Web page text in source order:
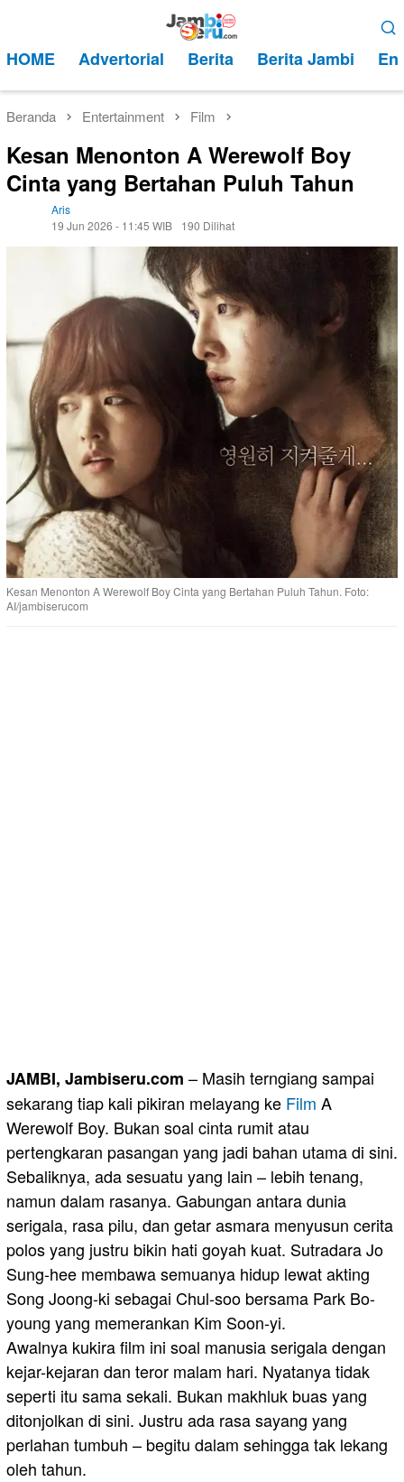
kontenMobile
HOME Advertorial Berita Berita Jambi
Beranda Entertainment Film
Kesan Menonton A Werewolf Boy
Cinta yang Bertahan Puluh Tahun
Aris
19 Jun 2026 - 11:45 WIB
190 Dilihat
Kesan Menonton A Werewolf Boy Cinta yang Bertahan Puluh Tahun. Foto:
AI/jambiserucom
JAMBI, Jambiseru.com – Masih terngiang sampai
sekarang tiap kali pikiran melayang ke Film A
Werewolf Boy. Bukan soal cinta rumit atau
pertengkaran pasangan yang jadi bahan utama di sini.
Sebaliknya, ada sesuatu yang lain – lebih tenang,
namun dalam rasanya. Gabungan antara dunia
serigala, rasa pilu, dan getar asmara menyusun cerita
polos yang justru bikin hati goyah kuat. Sutradara Jo
Sung-hee membawa semuanya hidup lewat akting
Song Joong-ki sebagai Chul-soo bersama Park Bo-
young yang memerankan Kim Soon-yi.
Awalnya kukira film ini soal manusia serigala dengan
kejar-kejaran dan teror malam hari. Nyatanya tidak
seperti itu sama sekali. Bukan makhluk buas yang
ditonjolkan di sini. Justru ada rasa sayang yang
perlahan tumbuh – begitu dalam sehingga tak lekang
oleh tahun.